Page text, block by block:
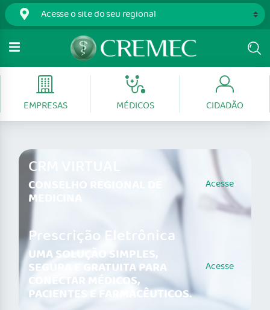
EMPRESAS MÉDICOS CIDADÃO
CRM VIRTUAL
CONSELHO REGIONAL DE
MEDICINA
Acesse
Prescrição Eletrônica
UMA SOLUÇÃO SIMPLES,
SEGURA E GRATUITA PARA
CONECTAR MÉDICOS,
PACIENTES E FARMACÊUTICOS.
Acesse